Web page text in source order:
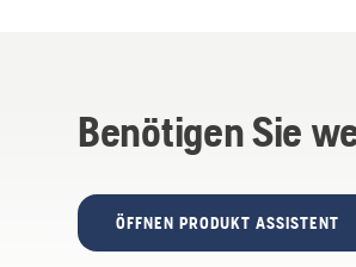
Benötigen Sie
ÖFFNEN PRODUKT ASSISTENT